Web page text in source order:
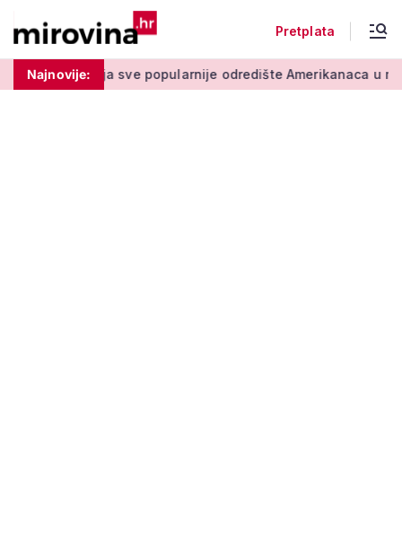
Pretplata
Najnovije:
popularnije odredište Amerikanaca u mirovini: Pruža mir i